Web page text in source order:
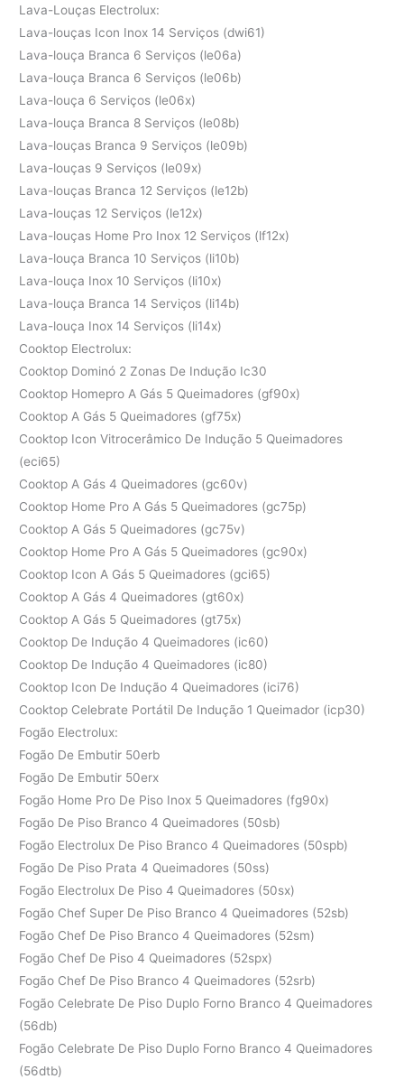
Lava-Louças Electrolux:
Lava-louças Icon Inox 14 Serviços (dwi61)
Lava-louça Branca 6 Serviços (le06a)
Lava-louça Branca 6 Serviços (le06b)
Lava-louça 6 Serviços (le06x)
Lava-louça Branca 8 Serviços (le08b)
Lava-louças Branca 9 Serviços (le09b)
Lava-louças 9 Serviços (le09x)
Lava-louças Branca 12 Serviços (le12b)
Lava-louças 12 Serviços (le12x)
Lava-louças Home Pro Inox 12 Serviços (lf12x)
Lava-louça Branca 10 Serviços (li10b)
Lava-louça Inox 10 Serviços (li10x)
Lava-louça Branca 14 Serviços (li14b)
Lava-louça Inox 14 Serviços (li14x)
Cooktop Electrolux:
Cooktop Dominó 2 Zonas De Indução Ic30
Cooktop Homepro A Gás 5 Queimadores (gf90x)
Cooktop A Gás 5 Queimadores (gf75x)
Cooktop Icon Vitrocerâmico De Indução 5 Queimadores
(eci65)
Cooktop A Gás 4 Queimadores (gc60v)
Cooktop Home Pro A Gás 5 Queimadores (gc75p)
Cooktop A Gás 5 Queimadores (gc75v)
Cooktop Home Pro A Gás 5 Queimadores (gc90x)
Cooktop Icon A Gás 5 Queimadores (gci65)
Cooktop A Gás 4 Queimadores (gt60x)
Cooktop A Gás 5 Queimadores (gt75x)
Cooktop De Indução 4 Queimadores (ic60)
Cooktop De Indução 4 Queimadores (ic80)
Cooktop Icon De Indução 4 Queimadores (ici76)
Cooktop Celebrate Portátil De Indução 1 Queimador (icp30)
Fogão Electrolux:
Fogão De Embutir 50erb
Fogão De Embutir 50erx
Fogão Home Pro De Piso Inox 5 Queimadores (fg90x)
Fogão De Piso Branco 4 Queimadores (50sb)
Fogão Electrolux De Piso Branco 4 Queimadores (50spb)
Fogão De Piso Prata 4 Queimadores (50ss)
Fogão Electrolux De Piso 4 Queimadores (50sx)
Fogão Chef Super De Piso Branco 4 Queimadores (52sb)
Fogão Chef De Piso Branco 4 Queimadores (52sm)
Fogão Chef De Piso 4 Queimadores (52spx)
Fogão Chef De Piso Branco 4 Queimadores (52srb)
Fogão Celebrate De Piso Duplo Forno Branco 4 Queimadores
(56db)
Fogão Celebrate De Piso Duplo Forno Branco 4 Queimadores
(56dtb)